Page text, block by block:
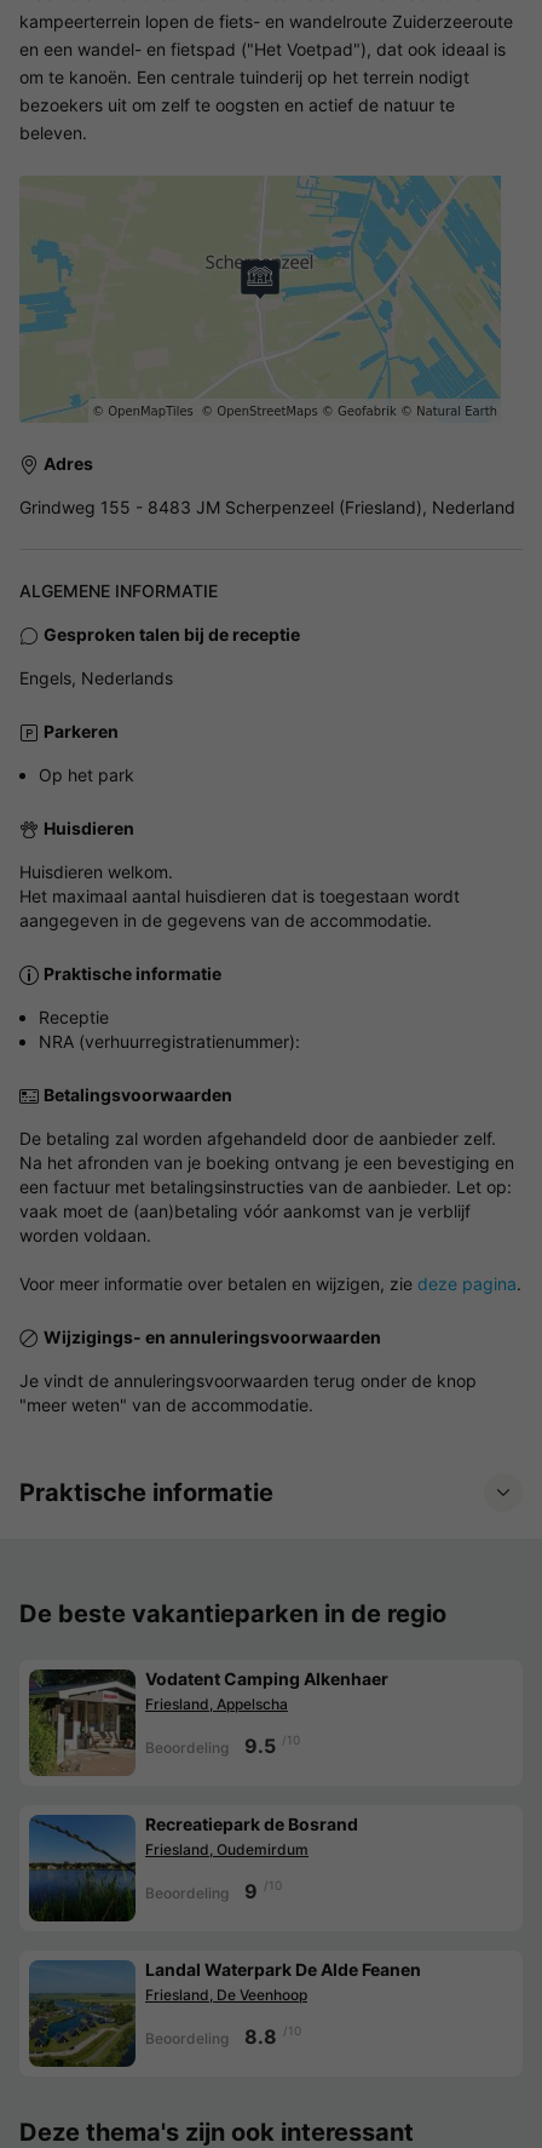
kampeerterrein lopen de fiets- en wandelroute Zuiderzeeroute
en een wandel- en fietspad ("Het Voetpad"), dat ook ideaal is
om te kanoën. Een centrale tuinderij op het terrein nodigt
bezoekers uit om zelf te oogsten en actief de natuur te
beleven.
Adres
Grindweg 155 - 8483 JM Scherpenzeel (Friesland), Nederland
ALGEMENE INFORMATIE
Gesproken talen bij de receptie
Engels, Nederlands
Parkeren
Op het park
Huisdieren
Huisdieren welkom.
Het maximaal aantal huisdieren dat is toegestaan wordt
aangegeven in de gegevens van de accommodatie.
Praktische informatie
Receptie
NRA (verhuurregistratienummer):
Betalingsvoorwaarden
De betaling zal worden afgehandeld door de aanbieder zelf.
Na het afronden van je boeking ontvang je een bevestiging en
een factuur met betalingsinstructies van de aanbieder. Let op:
vaak moet de (aan)betaling vóór aankomst van je verblijf
worden voldaan.
Voor meer informatie over betalen en wijzigen, zie deze pagina.
Wijzigings- en annuleringsvoorwaarden
Je vindt de annuleringsvoorwaarden terug onder de knop
"meer weten" van de accommodatie.
Praktische informatie
De beste vakantieparken in de regio
Vodatent Camping Alkenhaer
Friesland, Appelscha
Beoordeling 9.5 /10
Recreatiepark de Bosrand
Friesland, Oudemirdum
Beoordeling 9 /10
Landal Waterpark De Alde Feanen
Friesland, De Veenhoop
Beoordeling 8.8 /10
Deze thema's zijn ook interessant